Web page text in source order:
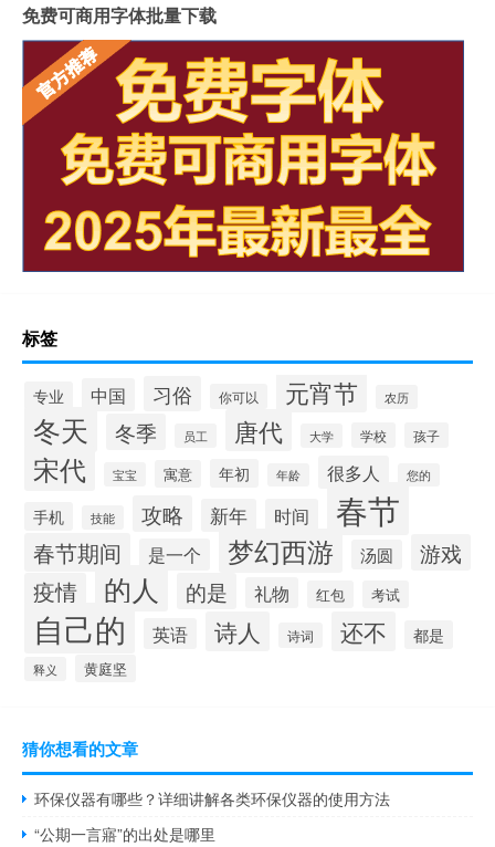
免费可商用字体批量下载
标签
专业 中国 习俗 你可以 元宵节 农历
冬天 冬季 员工 唐代 大学 学校 孩子
宋代 宝宝 寓意 年初 年龄 很多人 您的
手机 技能 攻略 新年 时间 春节
春节期间 是一个 梦幻西游 汤圆 游戏
疫情 的人 的是 礼物 红包 考试
自己的 英语 诗人 诗词 还不 都是
释义 黄庭坚
猜你想看的文章
环保仪器有哪些？详细讲解各类环保仪器的使用方法
“公期一言寤”的出处是哪里